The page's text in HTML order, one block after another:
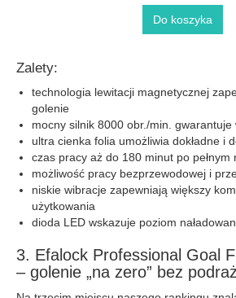
Do koszyka
Zalety:
technologia lewitacji magnetycznej
golenie
mocny silnik 8000 obr./min.
ultra cienka folia umożliwia dokładne i
czas pracy aż do 180 minut po pełnym
możliwość pracy bezprzewodowej i
niskie wibracje zapewniają większy
użytkowania
dioda LED wskazuje poziom
3. Efalock Professional Goal
– golenie „na zero” bez